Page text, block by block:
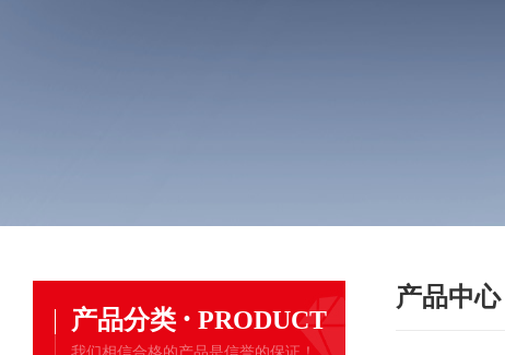
产品分类 · PRODUCT
产品中心